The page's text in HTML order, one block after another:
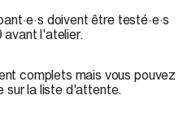
doivent être testé·e·s
avant l'atelier.
complets mais vous pouvez
sur la liste d'attente.